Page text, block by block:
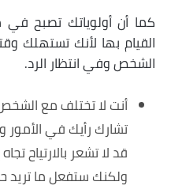
كما أن أولوياتك تصبح في
القيام بها لأنك تستهلك
الشخص وفي انتظار الرد.
أنت لا تختلف مع
تشارك رأيك في الأمور
قد لا تشعر بالارتياح
ولكنك ستفعل ما